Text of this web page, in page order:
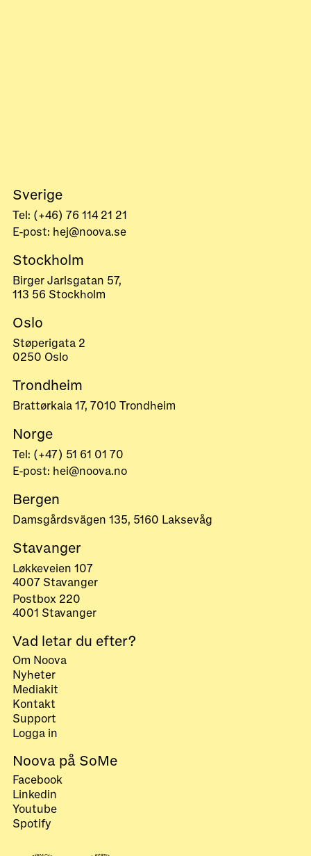
Sverige
Tel: (+46) 76 114 21 21
E-post: hej@noova.se
Stockholm
Birger Jarlsgatan 57,
113 56 Stockholm
Oslo
Støperigata 2
0250 Oslo
Trondheim
Brattørkaia 17, 7010 Trondheim
Norge
Tel: (+47) 51 61 01 70
E-post: hei@noova.no
Bergen
Damsgårdsvägen 135, 5160 Laksevåg
Stavanger
Løkkeveien 107
4007 Stavanger
Postbox 220
4001 Stavanger
Vad letar du efter?
Om Noova
Nyheter
Mediakit
Kontakt
Support
Logga in
Noova på SoMe
Facebook
Linkedin
Youtube
Spotify